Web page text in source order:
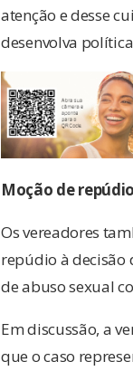
atenção e desse
desenvolva
Moção de repúdio
Os vereadores
repúdio à decisão
de abuso sexual
Em discussão, a
que o caso